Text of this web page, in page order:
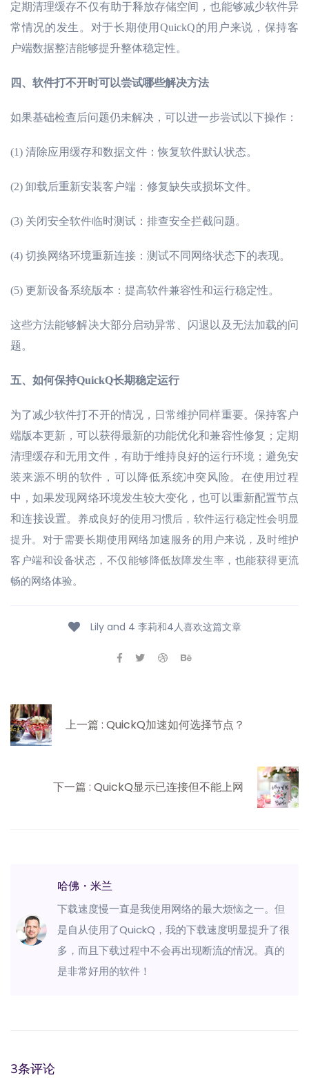
定期清理缓存不仅有助于释放存储空间，也能够减少软件异
常情况的发生。对于长期使用 QuickQ的用户来说，保持客
户端数据整洁能够提升整体稳定性。
四、 软件打不开时可以尝试哪些解决方法
如果基础检查后问题仍未解决，可以进一步尝试以下操作：
(1) 清除应用缓存和数据文件：恢复软件默认状态。
(2) 卸载后重新安装客户端：修复缺失或损坏文件。
(3) 关闭安全软件临时测试：排查安全拦截问题。
(4) 切换网络环境重新连接：测试不同网络状态下的表现。
(5) 更新设备系统版本：提高软件兼容性和运行稳定性。
这些方法能够解决大部分启动异常、闪退以及无法加载的问
题。
五、 如何保持QuickQ长期稳定运行
为了减少软件打不开的情况，日常维护同样重要。保持客户
端版本更新，可以获得最新的功能优化和兼容性修复；定期
清理缓存和无用文件，有助于维持良好的运行环境；避免安
装来源不明的软件，可以降低系统冲突风险。在使用过程
中，如果发现网络环境发生较大变化，也可以重新配置节点
和连接设置。
养成良好的使用习惯后，软件运行稳定性会明显
提升。对于需要长期使用网络加速服务的用户来说，及时维护
客户端和设备状态，不仅能够降低故障发生率，也能获得更流
畅的网络体验。
Lily and 4 李莉和4人喜欢这篇文章
上一篇 : QuickQ加速如何选择节点？
下一篇 : QuickQ显示已连接但不能上网
哈佛・米兰
下载速度慢一直是我使用网络的最大烦恼之一。但
是自从使用了QuickQ，我的下载速度明显提升了很
多，而且下载过程中不会再出现断流的情况。真的
是非常好用的软件！
3条评论